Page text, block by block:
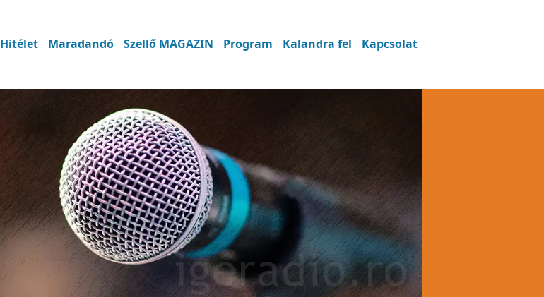
Hitélet Maradandó Szellő MAGAZIN Program Kalandra fel Kapcsolat